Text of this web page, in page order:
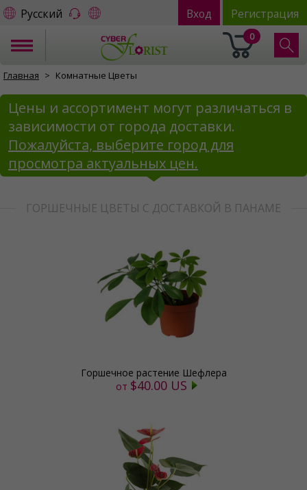
Русский Вход Регистрация
0
Главная Комнатные Цветы
Цены и ассортимент могут различаться в
зависимости от города доставки.
Пожалуйста, выберите город для
просмотра актуальных цен.
ГОРШЕЧНЫЕ ЦВЕТЫ С ДОСТАВКОЙ В ПАНАМЕ
Горшечное растение Шефлера
от $40.00 US